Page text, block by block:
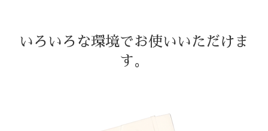
いろいろな環境でお使いいただけま
す。